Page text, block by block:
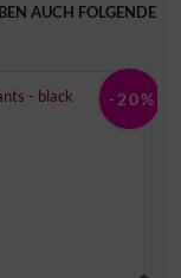
AUCH FOLGENDE
-20%